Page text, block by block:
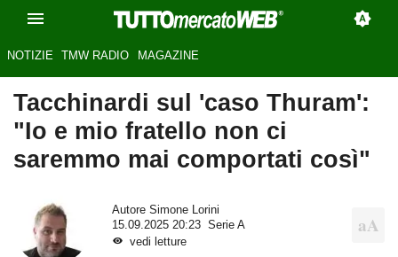
NOTIZIE TMW RADIO MAGAZINE
Tacchinardi sul 'caso Thuram':
"Io e mio fratello non ci
saremmo mai comportati così"
Autore Simone Lorini
15.09.2025 20:23
Serie A
vedi letture